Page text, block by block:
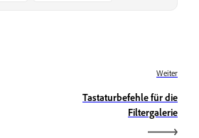
Weiter
Tastaturbefehle für die
Filtergalerie